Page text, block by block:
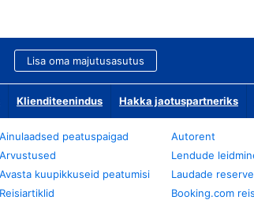
Lisa oma majutusasutus
Klienditeenindus Hakka jaotuspartneriks
Ainulaadsed peatuspaigad
Arvustused
Avasta kuupikkuseid peatumisi
Reisiartiklid
Autorent
Lendude
Laudade
Booking.com